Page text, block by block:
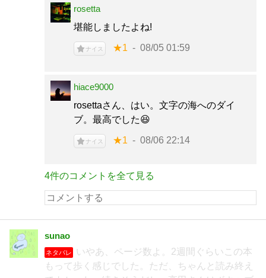
rosetta
堪能しましたよね!
ナイス ★1 08/05 01:59
hiace9000
rosettaさん、はい。文字の海へのダイ
ブ。最高でした😆
ナイス ★1 08/06 22:14
4件のコメントを全て見る
sunao
ネタバレ
いやあ、ページ数よ。2週間ぐらいこの本
もって歩く感じでした。ただ、ちゃんと読み終え